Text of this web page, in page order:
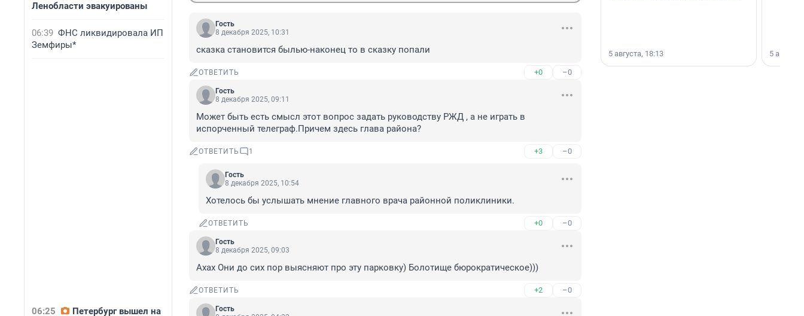
Ленобласти эвакуированы
06:39 ФНС ликвидировала ИП
Земфиры*
06:25
Петербург вышел на
Гость
8 декабря 2025, 10:31
сказка становится былью-наконец то в сказку попали
ОТВЕТИТЬ +0 –0
Гость
8 декабря 2025, 09:11
Может быть есть смысл этот вопрос задать руководству РЖД , а не играть в
испорченный телеграф.Причем здесь глава района?
ОТВЕТИТЬ 1 +3 –0
Гость
8 декабря 2025, 10:54
Хотелось бы услышать мнение главного врача районной поликлиники.
ОТВЕТИТЬ +0 –0
Гость
8 декабря 2025, 09:03
Ахах Они до сих пор выясняют про эту парковку) Болотище бюрократическое)))
ОТВЕТИТЬ +2 –0
Гость
5 августа, 18:13 5